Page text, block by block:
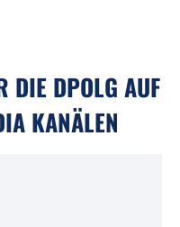
DIE DPOLG AUF
KANÄLEN